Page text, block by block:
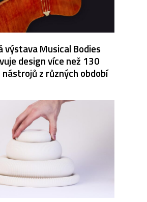
výstava Musical Bodies
design více než 130
nástrojů z různých období